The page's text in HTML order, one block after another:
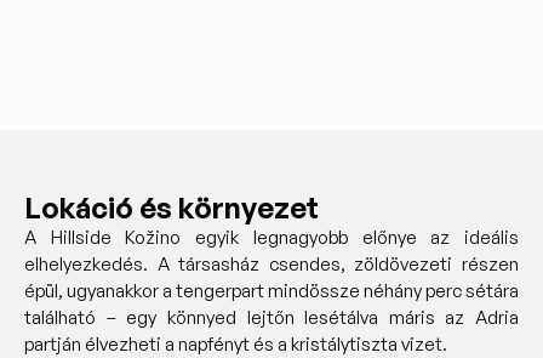
Lokáció és környezet
A Hillside Kožino egyik legnagyobb előnye az ideális
elhelyezkedés. A társasház csendes, zöldövezeti részen
épül, ugyanakkor a tengerpart mindössze néhány perc sétára
található – egy könnyed lejtőn lesétálva máris az Adria
partján élvezheti a napfényt és a kristálytiszta vizet.